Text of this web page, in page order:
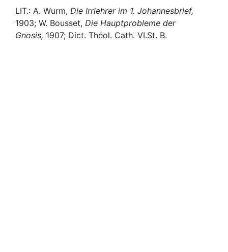
LIT.: A. Wurm, Die Irrlehrer im 1. Johannesbrief,
1903; W. Bousset, Die Hauptprobleme der
Gnosis, 1907; Dict. Théol. Cath. VI.St. B.